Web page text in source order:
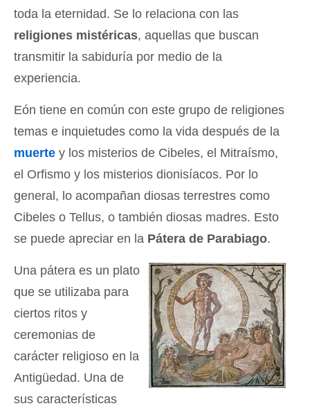
toda la eternidad. Se lo relaciona con las
religiones mistéricas, aquellas que buscan
transmitir la sabiduría por medio de la
experiencia.
Eón tiene en común con este grupo de religiones
temas e inquietudes como la vida después de la
muerte y los misterios de Cibeles, el Mitraísmo,
el Orfismo y los misterios dionisíacos. Por lo
general, lo acompañan diosas terrestres como
Cibeles o Tellus, o también diosas madres. Esto
se puede apreciar en la Pátera de Parabiago.
Una pátera es un plato
que se utilizaba para
ciertos ritos y
ceremonias de
carácter religioso en la
Antigüedad. Una de
sus características